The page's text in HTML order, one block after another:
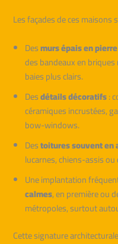
Les façades de ces maisons
Desmurs épais en
des bandeaux en
baies plus clairs.
Desdétails décoratifs:
céramiques incrustées,
bow-windows.
Destoitures souvent en
lucarnes, chiens-assis
Une implantation
calmes, en première ou
métropoles, surtout
Cette signature